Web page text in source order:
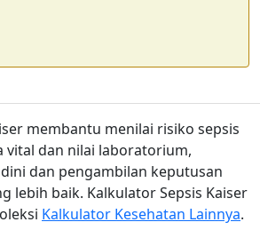
membantu menilai risiko sepsis
vital dan nilai laboratorium,
dan pengambilan keputusan
lebih baik. Kalkulator Sepsis Kaiser
Kalkulator Kesehatan Lainnya.